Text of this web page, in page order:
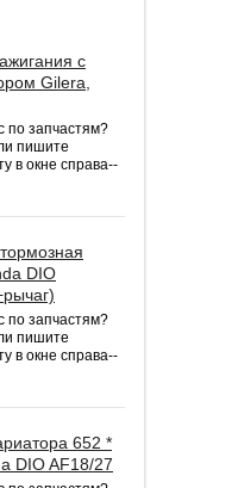
с
Gilera,
по запчастям?
пишите
в окне справа--
DIO
по запчастям?
пишите
в окне справа--
652 *
DIO AF18/27